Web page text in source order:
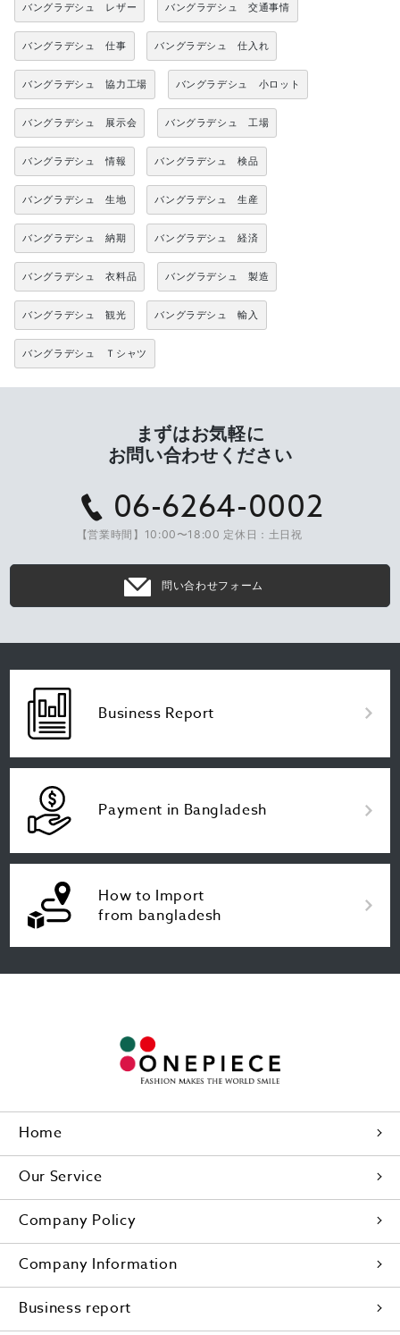
バングラデシュ レザー バングラデシュ 交通事情
バングラデシュ 仕事 バングラデシュ 仕入れ
バングラデシュ 協力工場 バングラデシュ 小ロット
バングラデシュ 展示会 バングラデシュ 工場
バングラデシュ 情報 バングラデシュ 検品
バングラデシュ 生地 バングラデシュ 生産
バングラデシュ 納期 バングラデシュ 経済
バングラデシュ 衣料品 バングラデシュ 製造
バングラデシュ 観光 バングラデシュ 輸入
バングラデシュ Ｔシャツ
まずはお気軽に
お問い合わせください
06-6264-0002
【営業時間】10:00〜18:00 定休日：土日祝
問い合わせフォーム
Business Report
Payment in Bangladesh
How to Import
from bangladesh
Home
Our Service
Company Policy
Company Information
Business report